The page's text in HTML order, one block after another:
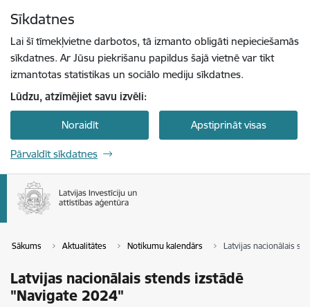
Sīkdatnes
Lai šī tīmekļvietne darbotos, tā izmanto obligāti nepieciešamās
sīkdatnes. Ar Jūsu piekrišanu papildus šajā vietnē var tikt
izmantotas statistikas un sociālo mediju sīkdatnes.
Lūdzu, atzīmējiet savu izvēli:
Noraidīt Apstiprināt visas
Pārvaldīt sīkdatnes
Sākums Aktualitātes Notikumu kalendārs Latvijas nacionālais
Latvijas nacionālais stends izstādē
"Navigate 2024"